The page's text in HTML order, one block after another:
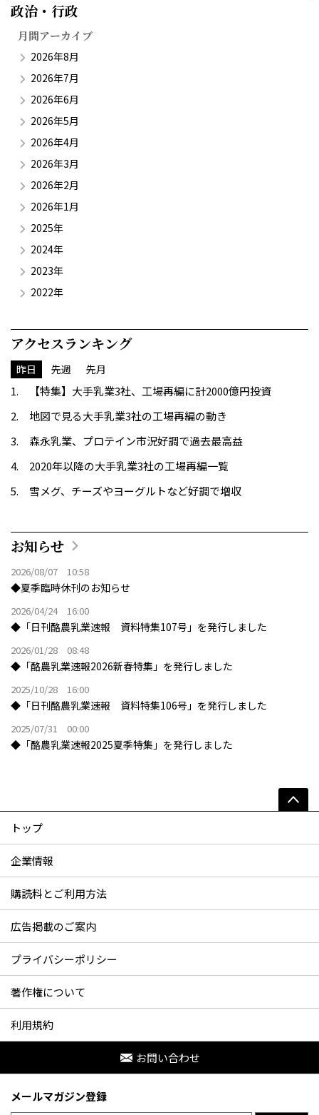
政治・行政​
月間アーカイブ
2026年8月
2026年7月
2026年6月
2026年5月
2026年4月
2026年3月
2026年2月
2026年1月
2025年
2024年
2023年
2022年
アクセスランキング
昨日 先週 先月
【特集】大手乳業3社、工場再編に計2000億円投資
地図で見る大手乳業3社の工場再編の動き
森永乳業、プロテイン市況好調で過去最高益
2020年以降の大手乳業3社の工場再編一覧
雪メグ、チーズやヨーグルトなど好調で増収
お知らせ
2026/08/07 10:58
◆夏季臨時休刊のお知らせ
2026/04/24 16:00
◆「日刊酪農乳業速報 資料特集107号」を発行しました
2026/01/28 08:48
◆「酪農乳業速報2026新春特集」を発行しました
2025/10/28 16:00
◆「日刊酪農乳業速報 資料特集106号」を発行しました
2025/07/31 00:00
◆「酪農乳業速報2025夏季特集」を発行しました
トップ
企業情報
購読料とご利用方法
広告掲載のご案内
プライバシーポリシー
著作権について
利用規約
お問い合わせ
メールマガジン登録